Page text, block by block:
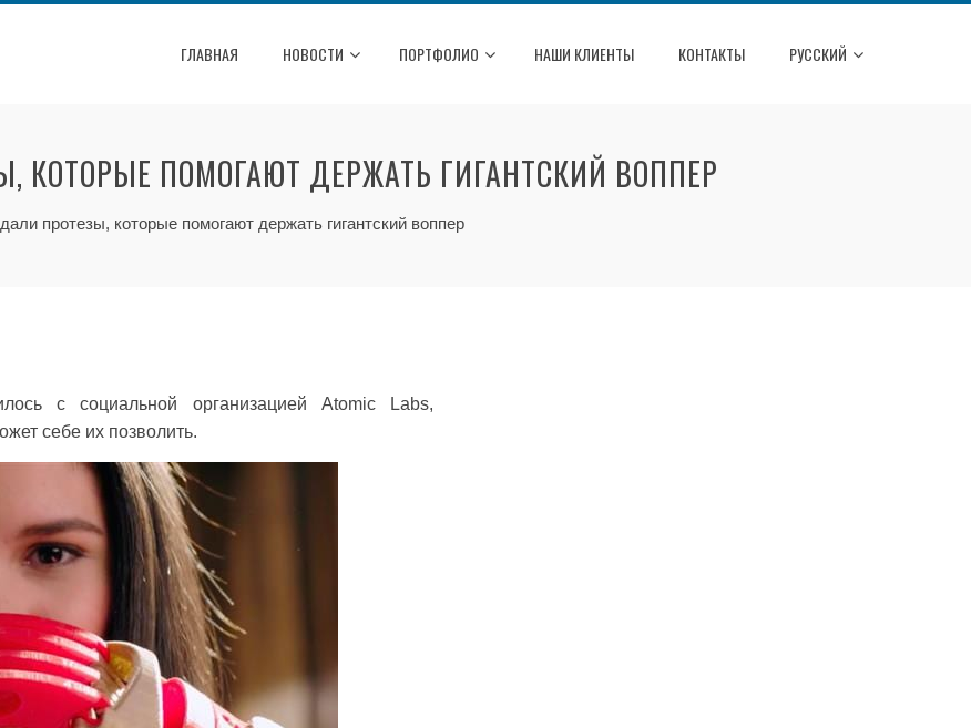
ГЛАВНАЯ НОВОСТИ ПОРТФОЛИО НАШИ КЛИЕНТЫ КОНТАКТЫ РУССКИЙ
КОТОРЫЕ ПОМОГАЮТ ДЕРЖАТЬ ГИГАНТСКИЙ ВОППЕР
протезы, которые помогают держать гигантский воппер
с социальной организацией Atomic Labs,
себе их позволить.